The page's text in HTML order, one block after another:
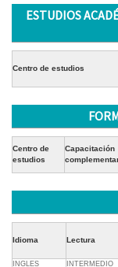
ESTUDIOS
Centro de estudios
Centro de
estudios
Capacitación
Idioma Lectura
INGLES INTERMEDIO